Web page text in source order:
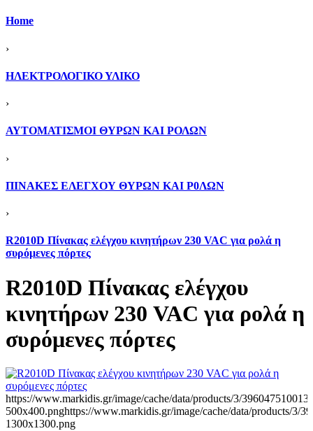
Home
›
ΗΛΕΚΤΡΟΛΟΓΙΚΟ ΥΛΙΚΟ
›
ΑΥΤΟΜΑΤΙΣΜΟΙ ΘΥΡΩΝ ΚΑΙ ΡΟΛΩΝ
›
ΠΙΝΑΚΕΣ ΕΛΕΓΧΟΥ ΘΥΡΩΝ ΚΑΙ Ρ0ΛΩΝ
›
R2010D Πίνακας ελέγχου κινητήρων 230 VAC για ρολά η
συρόμενες πόρτες
R2010D Πίνακας ελέγχου
κινητήρων 230 VAC για ρολά η
συρόμενες πόρτες
https://www.markidis.gr/image/cache/data/products/3/396047510013-
500x400.pnghttps://www.markidis.gr/image/cache/data/products/3/
1300x1300.png